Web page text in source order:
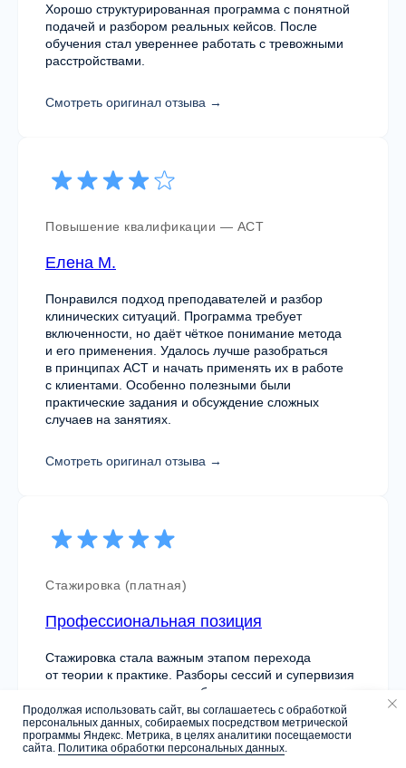
Напишите нам
Продолжая использовать сайт, вы соглашаетесь с обработкой
персональных данных, собираемых посредством метрической
программы Яндекс. Метрика, в целях аналитики посещаемости
сайта. Политика обработки персональных данных.
Хорошо структурированная программа с понятной
подачей и разбором реальных кейсов. После
обучения стал увереннее работать с тревожными
расстройствами.
Смотреть оригинал отзыва →
Повышение квалификации — ACT
Елена М.
Понравился подход преподавателей и разбор
клинических ситуаций. Программа требует
включенности, но даёт чёткое понимание метода
и его применения. Удалось лучше разобраться
в принципах ACT и начать применять их в работе
с клиентами. Особенно полезными были
практические задания и обсуждение сложных
случаев на занятиях.
Смотреть оригинал отзыва →
Стажировка (платная)
Профессиональная позиция
Стажировка стала важным этапом перехода
от теории к практике. Разборы сессий и супервизия
помогли увидеть свои слабые стороны
и скорректировать работу.
Смотреть оригинал отзыва →
Я согласен (-на) сполитикой обработки
персональных данных и даю
согласие
на обработку персональных данных
Подобрать программу обучения
График работы центра
10:00 — 22:00
Адрес Mental Health Center
Москва, ул.Палиха 13/1, стр. 2, II этаж
Контактный телефон
school@mhcenter.ru